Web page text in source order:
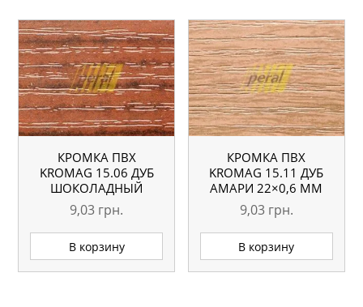
КРОМКА ПВХ
KROMAG 15.06 ДУБ
ШОКОЛАДНЫЙ
22×0,6 ММ
9,03 грн.
В корзину
КРОМКА ПВХ
KROMAG 15.11 ДУБ
АМАРИ 22×0,6 ММ
9,03 грн.
В корзину